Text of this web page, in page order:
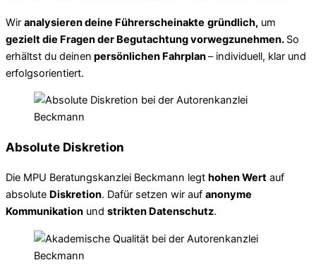
Wir analysieren deine Führerscheinakte gründlich, um
gezielt die Fragen der Begutachtung vorwegzunehmen. So
erhältst du deinen persönlichen Fahrplan– individuell, klar und
erfolgsorientiert.
Absolute Diskretion
Die MPU Beratungskanzlei Beckmann legt hohen Wert auf
absolute Diskretion. Dafür setzen wir auf anonyme
Kommunikation und strikten Datenschutz.